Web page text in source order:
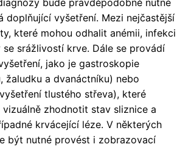
bude pravděpodobně nutné
doplňující vyšetření. Mezi nejčastější
které mohou odhalit anémii, infekci
srážlivostí krve. Dále se provádí
jako je gastroskopie
žaludku a dvanáctníku) nebo
tlustého střeva), které
vizuálně zhodnotit stav sliznice a
krvácející léze. V některých
být nutné provést i zobrazovací